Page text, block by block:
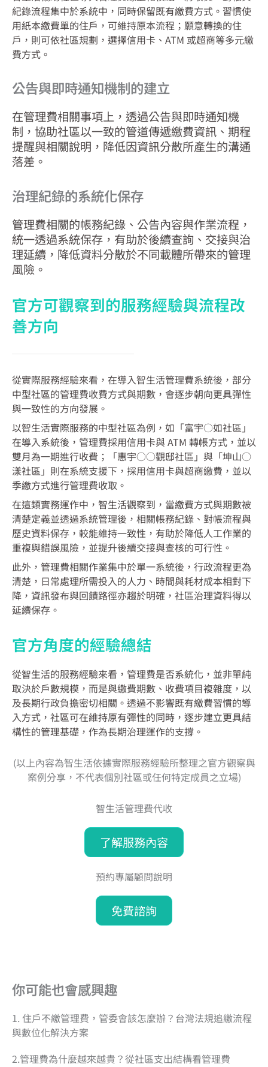
紀錄流程集中於系統中，同時保留既有繳費方式。習慣使
用紙本繳費單的住戶，可維持原本流程；願意轉換的住
戶，則可依社區規劃，選擇信用卡、ATM 或超商等多元繳
費方式。
公告與即時通知機制的建立
在管理費相關事項上，透過公告與即時通知機
制，協助社區以一致的管道傳遞繳費資訊、期程
提醒與相關說明，降低因資訊分散所產生的溝通
落差。
治理紀錄的系統化保存
管理費相關的帳務紀錄、公告內容與作業流程，
統一透過系統保存，有助於後續查詢、交接與治
理延續，降低資料分散於不同載體所帶來的管理
風險。
官方可觀察到的服務經驗與流程改
善方向
從實際服務經驗來看，在導入智生活管理費系統後，部分
中型社區的管理費收費方式與期數，會逐步朝向更具彈性
與一致性的方向發展。
以智生活實際服務的中型社區為例，如「富宇○如社區」
在導入系統後，管理費採用信用卡與 ATM 轉帳方式，並以
雙月為一期進行收費；「惠宇○○觀邸社區」與「坤山○
漾社區」則在系統支援下，採用信用卡與超商繳費，並以
季繳方式進行管理費收取。
在這類實務運作中，智生活觀察到，當繳費方式與期數被
清楚定義並透過系統管理後，相關帳務紀錄、對帳流程與
歷史資料保存，較能維持一致性，有助於降低人工作業的
重複與錯誤風險，並提升後續交接與查核的可行性。
此外，管理費相關作業集中於單一系統後，行政流程更為
清楚，日常處理所需投入的人力、時間與耗材成本相對下
降，資訊發布與回饋路徑亦趨於明確，社區治理資料得以
延續保存。
官方角度的經驗總結
從智生活的服務經驗來看，管理費是否系統化，並非單純
取決於戶數規模，而是與繳費期數、收費項目複雜度，以
及長期行政負擔密切相關。透過不影響既有繳費習慣的導
入方式，社區可在維持原有彈性的同時，逐步建立更具結
構性的管理基礎，作為長期治理運作的支撐。
(以上內容為智生活依據實際服務經驗所整理之官方觀察與
案例分享，不代表個別社區或任何特定成員之立場)
智生活管理費代收
了解服務內容
預約專屬顧問說明
免費諮詢
你可能也會感興趣
1. 住戶不繳管理費，管委會該怎麼辦？台灣法規追繳流程
與數位化解決方案
2.管理費為什麼越來越貴？從社區支出結構看管理費